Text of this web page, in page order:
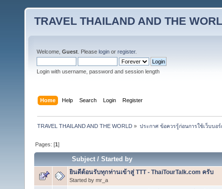
TRAVEL THAILAND AND THE
Welcome, Guest . Please login or register.
Login with username, password and session length
Home Help Search Login Register
TRAVEL THAILAND AND THE WORLD » ประกาศ ข้อควรรู้ก่อนการใช้เว็บบอร์
Pages: [1]
Subject/Started by
ยินดีต้อนรับทุกท่านเข้าสู่ TTT - ThaiTourTalk.com ครับ
Started by mr_a